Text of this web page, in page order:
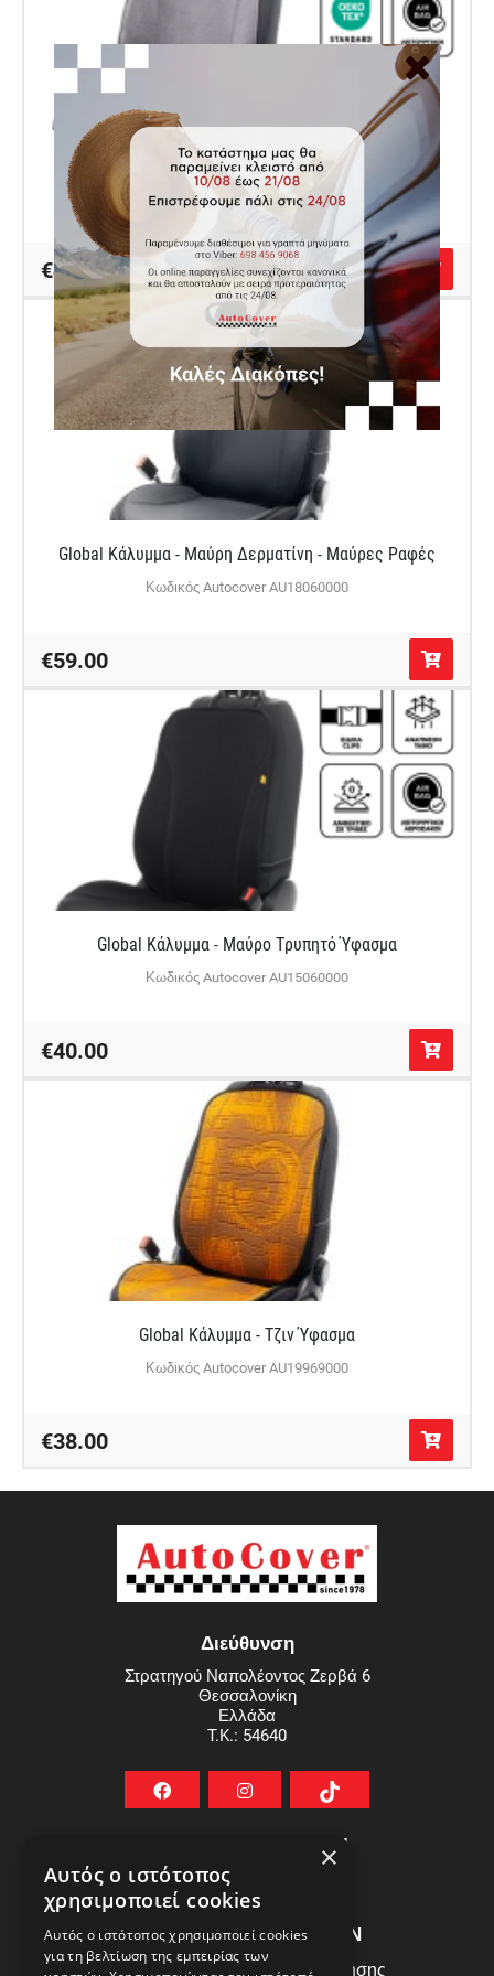
Global Κάλυμμα - Γκρι Πετσέτα
Κωδικός Autocover AU17161000
€42.00
Global Κάλυμμα - Μαύρη Δερματίνη - Μαύρες Ραφές
Κωδικός Autocover AU18060000
€59.00
Global Κάλυμμα - Μαύρο Τρυπητό Ύφασμα
Κωδικός Autocover AU15060000
€40.00
Global Κάλυμμα - Τζιν Ύφασμα
Κωδικός Autocover AU19969000
€38.00
Διεύθυνση
Στρατηγού Ναπολέοντος Ζερβά 6
Θεσσαλονίκη
Ελλάδα
T.K.: 54640
ΧΡΗΣΙΜΟΙ ΣΥΝΔΕΣΜΟΙ
ΣΥΧΝEΣ ΕΡΩΤHΣΕΙΣ
ΕΞΥΠΗΡΕΤΗΣΗ ΠΕΛΑΤΩΝ
Πολιτική Δεδομένων - Όροι Χρήσης
×
Αυτός ο ιστότοπος
χρησιμοποιεί cookies
Αυτός ο ιστότοπος χρησιμοποιεί cookies
για τη βελτίωση της εμπειρίας των